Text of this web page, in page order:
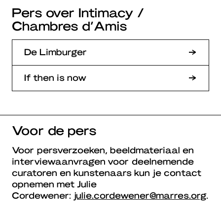
Pers over Intimacy /
Chambres d’Amis
De Limburger
If then is now
Voor de pers
Voor persverzoeken, beeldmateriaal en
interviewaanvragen voor deelnemende
curatoren en kunstenaars kun je contact
opnemen met Julie
Cordewener: julie.cordewener@marres.org.